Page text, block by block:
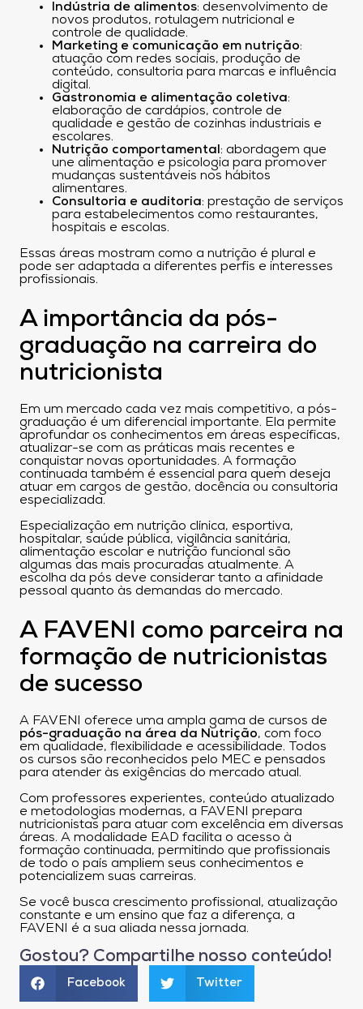
Indústria de alimentos: desenvolvimento de
novos produtos, rotulagem nutricional e
controle de qualidade.
Marketing e comunicação em nutrição:
atuação com redes sociais, produção de
conteúdo, consultoria para marcas e influência
digital.
Gastronomia e alimentação coletiva:
elaboração de cardápios, controle de
qualidade e gestão de cozinhas industriais e
escolares.
Nutrição comportamental: abordagem que
une alimentação e psicologia para promover
mudanças sustentáveis nos hábitos
alimentares.
Consultoria e auditoria: prestação de serviços
para estabelecimentos como restaurantes,
hospitais e escolas.
Essas áreas mostram como a nutrição é plural e
pode ser adaptada a diferentes perfis e interesses
profissionais.
A importância da pós-
graduação na carreira do
nutricionista
Em um mercado cada vez mais competitivo, a pós-
graduação é um diferencial importante. Ela permite
aprofundar os conhecimentos em áreas específicas,
atualizar-se com as práticas mais recentes e
conquistar novas oportunidades. A formação
continuada também é essencial para quem deseja
atuar em cargos de gestão, docência ou consultoria
especializada.
Especialização em nutrição clínica, esportiva,
hospitalar, saúde pública, vigilância sanitária,
alimentação escolar e nutrição funcional são
algumas das mais procuradas atualmente. A
escolha da pós deve considerar tanto a afinidade
pessoal quanto às demandas do mercado.
A FAVENI como parceira na
formação de nutricionistas
de sucesso
A FAVENI oferece uma ampla gama de cursos de
pós-graduação na área da Nutrição, com foco
em qualidade, flexibilidade e acessibilidade. Todos
os cursos são reconhecidos pelo MEC e pensados
para atender às exigências do mercado atual.
Com professores experientes, conteúdo atualizado
e metodologias modernas, a FAVENI prepara
nutricionistas para atuar com excelência em diversas
áreas. A modalidade EAD facilita o acesso à
formação continuada, permitindo que profissionais
de todo o país ampliem seus conhecimentos e
potencializem suas carreiras.
Se você busca crescimento profissional, atualização
constante e um ensino que faz a diferença, a
FAVENI é a sua aliada nessa jornada.
Gostou? Compartilhe nosso conteúdo!
Facebook Twitter